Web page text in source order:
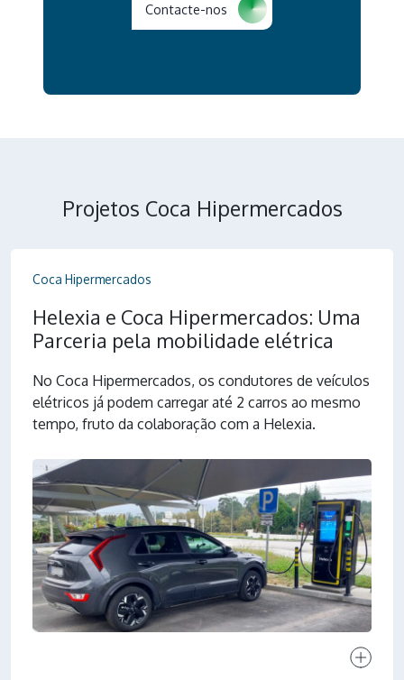
Contacte-nos
Projetos Coca Hipermercados
Coca Hipermercados
Helexia e Coca Hipermercados: Uma
Parceria pela mobilidade elétrica
No Coca Hipermercados, os condutores de veículos
elétricos já podem carregar até 2 carros ao mesmo
tempo, fruto da colaboração com a Helexia.
Ver